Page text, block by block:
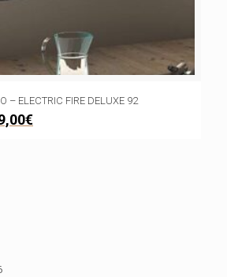
– ELECTRIC FIRE DELUXE 92
€